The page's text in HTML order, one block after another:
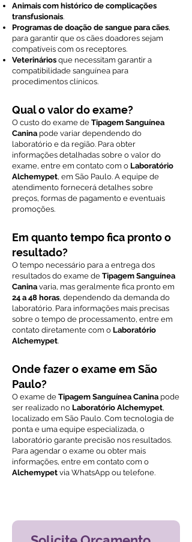
Animais com histórico de complicações
transfusionais.
Programas de doação de sangue para cães,
para garantir que os cães doadores sejam
compatíveis com os receptores.
Veterinários que necessitam garantir a
compatibilidade sanguínea para
procedimentos clínicos.
Qual o valor do exame?
O custo do exame de Tipagem Sanguínea
Canina pode variar dependendo do
laboratório e da região. Para obter
informações detalhadas sobre o valor do
exame, entre em contato com o Laboratório
Alchemypet, em São Paulo. A equipe de
atendimento fornecerá detalhes sobre
preços, formas de pagamento e eventuais
promoções.
Em quanto tempo fica pronto o
resultado?
O tempo necessário para a entrega dos
resultados do exame de Tipagem Sanguínea
Canina varia, mas geralmente fica pronto em
24 a 48 horas, dependendo da demanda do
laboratório. Para informações mais precisas
sobre o tempo de processamento, entre em
contato diretamente com o Laboratório
Alchemypet.
Onde fazer o exame em São
Paulo?
O exame de Tipagem Sanguínea Canina pode
ser realizado no Laboratório Alchemypet,
localizado em São Paulo. Com tecnologia de
ponta e uma equipe especializada, o
laboratório garante precisão nos resultados.
Para agendar o exame ou obter mais
informações, entre em contato com o
Alchemypet via WhatsApp ou telefone.